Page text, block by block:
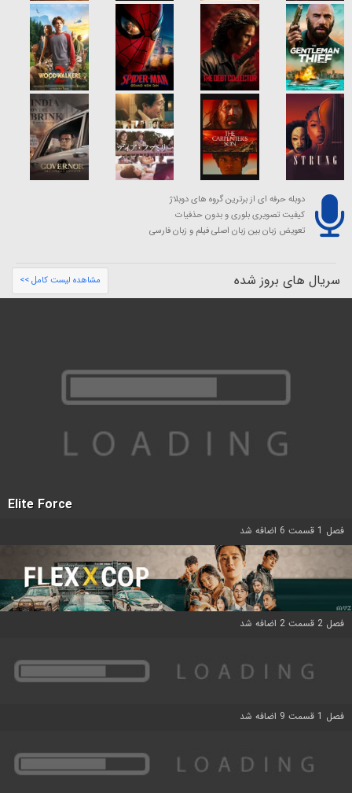
دوبله حرفه ای از برترین گروه های دوبلاژ
کیفیت تصویری بلوری و بدون حذفیات
تعویض زبان بین زبان اصلی فیلم و زبان فارسی
سریال های بروز شده مشاهده لیست کامل >>
Elite Force
فصل 1 قسمت 6 اضافه شد
فصل 2 قسمت 2 اضافه شد
فصل 1 قسمت 9 اضافه شد